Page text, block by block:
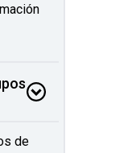
de